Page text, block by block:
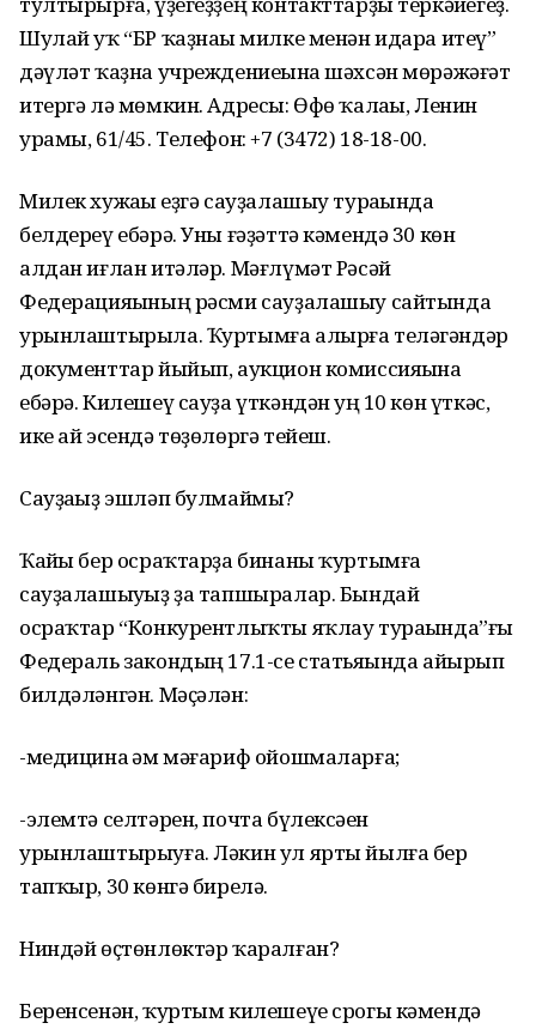
Шулай уҡ “БР ҡаҙнаһы милке менән идара итеү”
дәүләт ҡаҙна учреждениеһына шәхсән мөрәжәғәт
итергә лә мөмкин. Адресы: Өфө ҡалаһы, Ленин
урамы, 61/45. Телефон: +7 (3472) 18-18-00.
Милек хужаһы һеҙгә сауҙалашыу тураһында
белдереү ебәрә. Уны ғәҙәттә кәмендә 30 көн
алдан иғлан итәләр. Мәғлүмәт Рәсәй
Федерацияһының рәсми сауҙалашыу сайтында
урынлаштырыла. Ҡуртымға алырға теләгәндәр
документтар йыйып, аукцион комиссияһына
ебәрә. Килешеү сауҙа үткәндән һуң 10 көн үткәс,
ике ай эсендә төҙөлөргә тейеш.
Сауҙаһыҙ эшләп булмаймы?
Ҡайһы бер осраҡтарҙа бинаны ҡуртымға
сауҙалашыуһыҙ ҙа тапшыралар. Бындай
осраҡтар “Конкурентлыҡты яҡлау тураһында”ғы
Федераль закондың 17.1-се статьяһында айырып
билдәләнгән. Мәҫәлән:
-медицина һәм мәғариф ойошмаларға;
-элемтә селтәрен, почта бүлексәһен
урынлаштырыуға. Ләкин ул ярты йылға бер
тапҡыр, 30 көнгә бирелә.
Ниндәй өҫтөнлөктәр ҡаралған?
Беренсенән, ҡуртым килешеүе срогы кәмендә